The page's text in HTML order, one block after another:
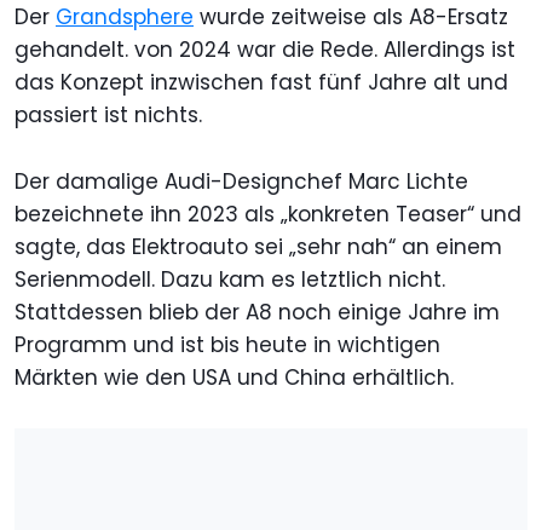
Der Grandsphere wurde zeitweise als A8-Ersatz
gehandelt. von 2024 war die Rede. Allerdings ist
das Konzept inzwischen fast fünf Jahre alt und
passiert ist nichts.
Der damalige Audi-Designchef Marc Lichte
bezeichnete ihn 2023 als „konkreten Teaser“ und
sagte, das Elektroauto sei „sehr nah“ an einem
Serienmodell. Dazu kam es letztlich nicht.
Stattdessen blieb der A8 noch einige Jahre im
Programm und ist bis heute in wichtigen
Märkten wie den USA und China erhältlich.